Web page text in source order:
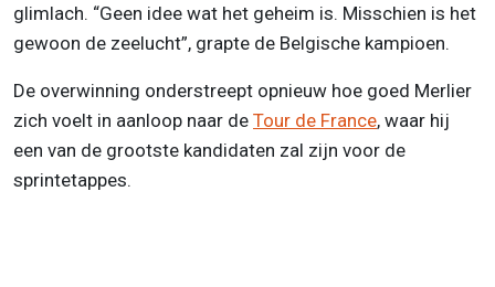
glimlach. “Geen idee wat het geheim is. Misschien is het
gewoon de zeelucht”, grapte de Belgische kampioen.
De overwinning onderstreept opnieuw hoe goed Merlier
zich voelt in aanloop naar de Tour de France, waar hij
een van de grootste kandidaten zal zijn voor de
sprintetappes.